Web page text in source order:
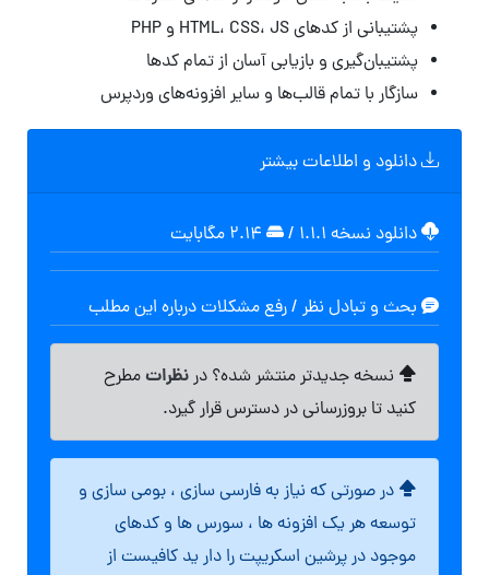
پشتیبانی از کدهای HTML، CSS، JS و PHP
پشتیبان‌گیری و بازیابی آسان از تمام کدها
سازگار با تمام قالب‌ها و سایر افزونه‌های وردپرس
دانلود و اطلاعات بیشتر
دانلود نسخه ۱.۱.۱ /
بحث و تبادل نظر / رفع مشکلات درباره این مطلب
نسخه جدیدتر منتشر شده؟ درنظراتمطرح
کنید تا بروزرسانی در دسترس قرار گیرد.
در صورتی که نیاز به فارسی سازی ، بومی سازی و
توسعه هر یک افزونه ها ، سورس ها و کدهای
موجود در پرشین اسکریپت را دار ید کافیست از